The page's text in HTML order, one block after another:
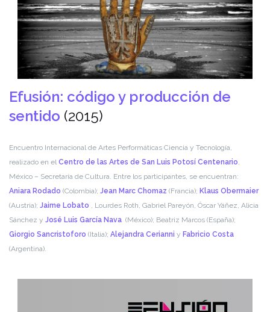
Efusión: código y producción de
sentido (2015)
Encuentro Internacional de Artes Performáticas Ciencia y Tecnología,
realizado en elCentro de las Artes de San Luis Potosí Centenario,
México – Secretaría de Cultura. Entre los participantes, se encuentran:
Aniara Rodado (Colombia); Jean Marc Chomaz (Francia); Klaus Obermaier
(Austria); Jaime Lobato , Lourdes Roth, Gabriel Pareyón, Óscar Yáñez, Alicia
Sánchez y José Luis García Nava (México); Beatriz Marcos (España);
Giorgio Sancristoforo (Italia); Alejandra Cerianni y Fabricio Costa
(Argentina).